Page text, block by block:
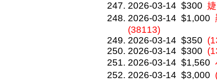
2026-03-14 $300 婕
2026-03-14 $1,000
(38113)
2026-03-14 $350
2026-03-14 $300
2026-03-14 $1,560
2026-03-14 $3,000